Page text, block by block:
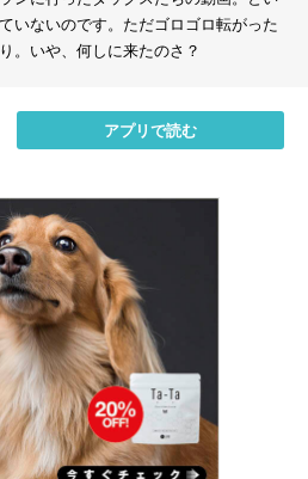
いないのです。ただゴロゴロ転がった
。いや、何しに来たのさ？
アプリで読む